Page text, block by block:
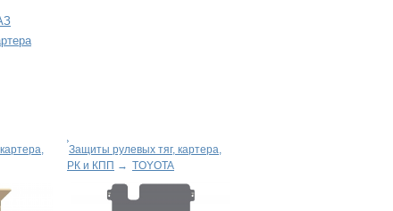
Защиты рулевых тяг, картера,
РК и КПП → TOYOTA